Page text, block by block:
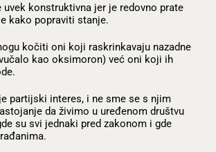
uvek konstruktivna jer je redovno prate
kako popraviti stanje.
kočiti oni koji raskrinkavaju nazadne
kao oksimoron) već oni koji ih
partijski interes, i ne sme se s njim
da živimo u uređenom društvu
su svi jednaki pred zakonom i gde